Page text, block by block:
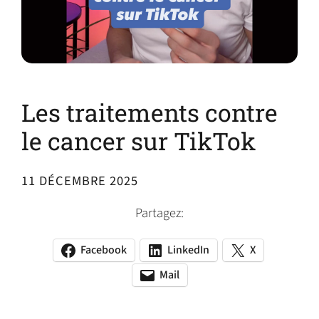
Les traitements contre
le cancer sur TikTok
11 DÉCEMBRE 2025
Partagez:
Facebook
(opens
LinkedIn
(opens
in
a
X
(opens
Mail
(opens
(opens